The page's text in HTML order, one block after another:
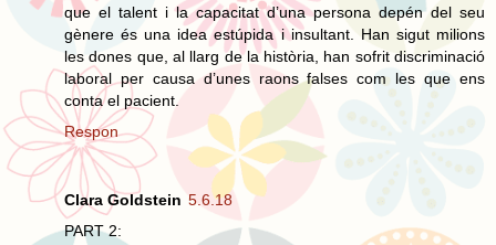
que el talent i la capacitat d’una persona depén del seu
gènere és una idea estúpida i insultant. Han sigut milions
les dones que, al llarg de la història, han sofrit discriminació
laboral per causa d’unes raons falses com les que ens
conta el pacient.
Respon
Clara Goldstein 5.6.18
PART 2: